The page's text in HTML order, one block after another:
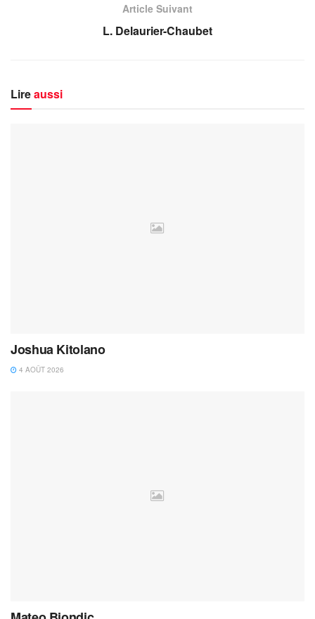
Article Suivant
L. Delaurier-Chaubet
Lireaussi
Joshua Kitolano
4 AOÛT 2026